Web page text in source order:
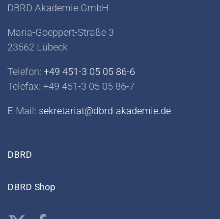
DBRD Akademie GmbH
Maria-Goeppert-Straße 3
23562 Lübeck
Telefon: +49 451-3 05 05 86-6
Telefax: +49 451-3 05 05 86-7
E-Mail: sekretariat@dbrd-akademie.de
DBRD
DBRD Shop